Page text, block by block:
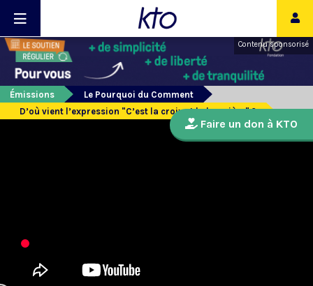
Contenu sponsorisé
Émissions
Le Pourquoi du Comment
D’où vient l’expression "C’est la croix et la bannière" ?
Faire un don à KTO